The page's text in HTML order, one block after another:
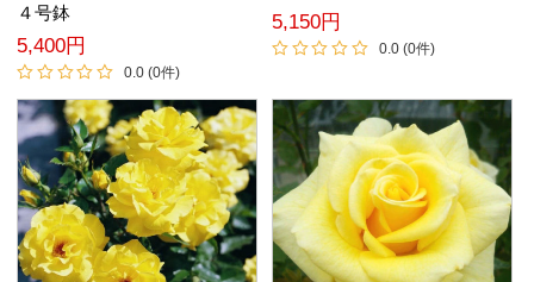
４号鉢
5,400円
0.0 (0件)
5,150円
0.0 (0件)